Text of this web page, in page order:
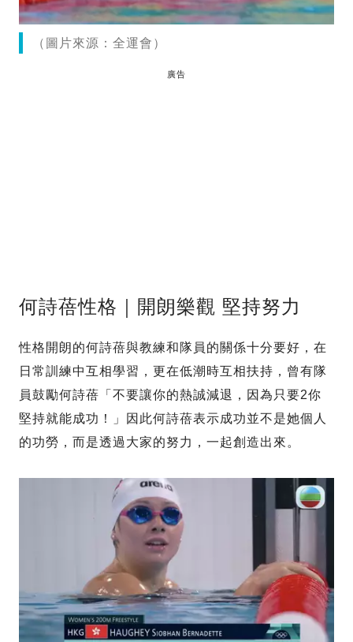
（圖片來源：全運會）
廣告
何詩蓓性格｜開朗樂觀 堅持努力
性格開朗的何詩蓓與教練和隊員的關係十分要好，在
日常訓練中互相學習，更在低潮時互相扶持，曾有隊
員鼓勵何詩蓓「不要讓你的熱誠減退，因為只要2你
堅持就能成功！」因此何詩蓓表示成功並不是她個人
的功勞，而是透過大家的努力，一起創造出來。